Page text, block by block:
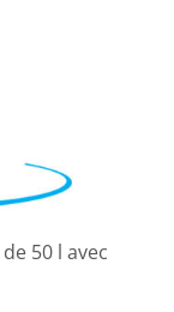
de 50 l avec